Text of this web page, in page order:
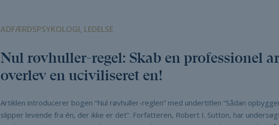
ADFÆRDSPSYKOLOGI, LEDELSE
Nul røvhuller-regel: Skab en professionel
overlev en uciviliseret en!
Artiklen introducerer bogen “Nul røvhuller-reglen” med undertitlen “Sådan
slipper levende fra én, der ikke er det”. Forfatteren, Robert I. Sutton, har